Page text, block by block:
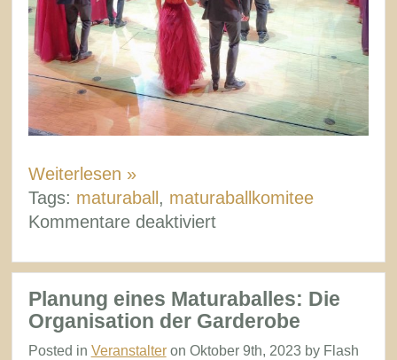
Weiterlesen »
Tags: maturaball , maturaballkomitee
Kommentare deaktiviertfür
des
Ballkomitees
des
Maturaballes:
Planung eines Maturaballes: Die
Organisation der Garderobe
Posted in Veranstalteron Oktober 9th, 2023 by Flash